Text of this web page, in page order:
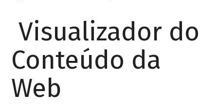
Visualizador do
Conteúdo da
Web